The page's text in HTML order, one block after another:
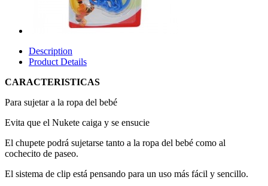
Description
Product Details
CARACTERISTICAS
Para sujetar a la ropa del bebé
Evita que el Nukete caiga y se ensucie
El chupete podrá sujetarse tanto a la ropa del bebé como al
cochecito de paseo.
El sistema de clip está pensando para un uso más fácil y sencillo.